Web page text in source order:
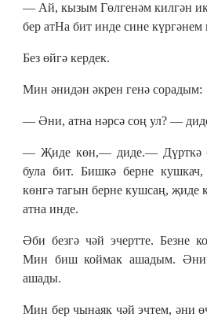
— Ай, кызым Гөлгенәм килгән
бер атНа бит инде сине
Без өйгә кердек.
Мин әнидән әкрен генә сорадым:
— Әни, атна нәрсә соң ул? —
— Җиде көн,— диде.— Дүрткә
була бит. Бишкә берне
көнгә тагын берне кушсаң, җиде
атна инде.
Әби безгә чәй эчертте. Безне
Мин биш коймак ашадым. Әни
ашады.
Мин бер чынаяк чәй эчтем, әни